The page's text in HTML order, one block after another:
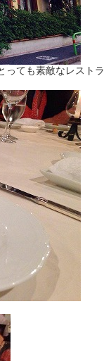
っても素敵なレストラ